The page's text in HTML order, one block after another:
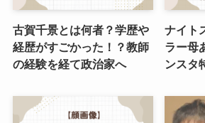
古賀千景とは何者？学歴や
経歴がすごかった！？教師
の経験を経て政治家へ
ナイト
ラー母
ンスタ